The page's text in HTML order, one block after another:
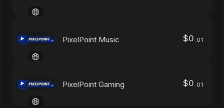
PixelPoint Music $0 .01
PixelPoint Gaming $0 .01